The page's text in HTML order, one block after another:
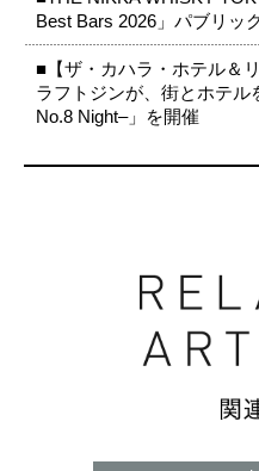
Best Bars 2026」パブリッ
■【ザ・カハラ・ホテル＆
ラフトジンが、街とホテル
No.8 Night–」を開催